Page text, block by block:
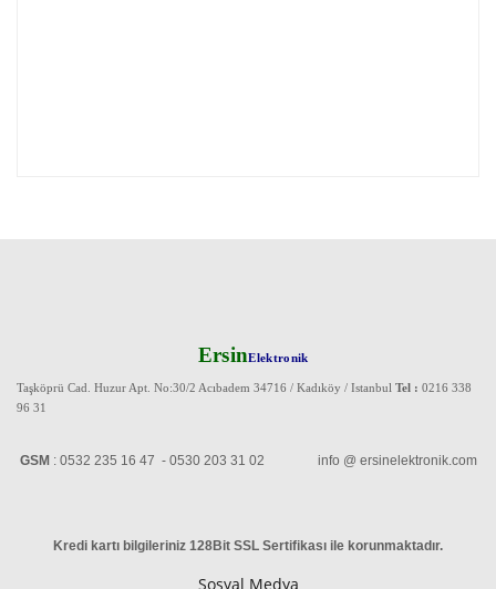
ErsinElektronik
Taşköprü Cad. Huzur Apt. No:30/2 Acıbadem 34716 / Kadıköy / Istanbul Tel : 0216 338
96 31
GSM : 0532 235 16 47 - 0530 203 31 02 info @ ersinelektronik.com
Kredi kartı bilgileriniz 128Bit SSL Sertifikası ile korunmaktadır.
Sosyal Medya